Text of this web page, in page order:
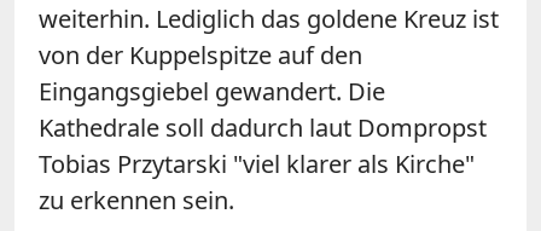
weiterhin. Lediglich das goldene Kreuz ist
von der Kuppelspitze auf den
Eingangsgiebel gewandert. Die
Kathedrale soll dadurch laut Dompropst
Tobias Przytarski "viel klarer als Kirche"
zu erkennen sein.